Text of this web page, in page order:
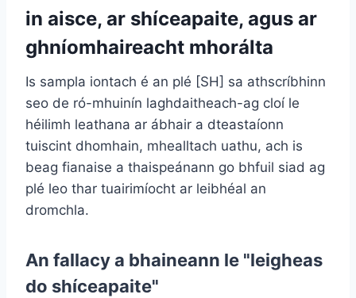
in aisce, ar shíceapaite, agus ar
ghníomhaireacht mhorálta
Is sampla iontach é an plé [SH] sa athscríbhinn
seo de ró-mhuinín laghdaitheach-ag cloí le
héilimh leathana ar ábhair a dteastaíonn
tuiscint dhomhain, mhealltach uathu, ach is
beag fianaise a thaispeánann go bhfuil siad ag
plé leo thar tuairimíocht ar leibhéal an
dromchla.
An fallacy a bhaineann le "leigheas
do shíceapaite"